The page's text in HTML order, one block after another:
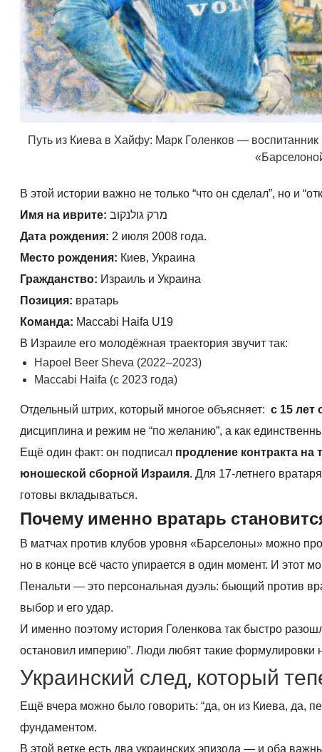
Путь из Киева в Хайфу: Марк Голенков —
В этой истории важно не только “что он сделал”, но и
Имя на иврите: מרק גולנקוב
Дата рождения: 2 июля 2008 года.
Место рождения: Киев, Украина
Гражданство: Израиль и Украина
Позиция: вратарь
Команда: Maccabi Haifa U19
В Израиле его молодёжная траектория звучит так:
Hapoel Beer Sheva (2022–2023)
Maccabi Haifa (с 2023 года)
Отдельный штрих, который многое объясняет:с 15 лет
дисциплина и режим не “по желанию”, а как
Ещё один факт: он подписал продление контракта на
юношеской сборной Израиля. Для 17-летнего
готовы вкладываться.
Почему именно вратарь
В матчах против клубов уровня «Барселоны» можно
но в конце всё часто упирается в один момент. И этот
Пенальти — это персональная дуэль: бьющий против
выбор и его удар.
И именно поэтому история Голенкова так быстро
остановил империю”. Люди любят такие
Украинский след, который
Ещё вчера можно было говорить: “да, он из Киева, да,
фундаментом.
В этой ветке есть два украинских эпизода — и оба